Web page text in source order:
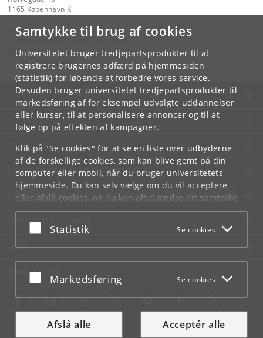
Samtykke til brug af cookies
Universitetet bruger tredjepartsprodukter til at
registrere brugernes adfærd på hjemmesiden
(statistik) for løbende at forbedre vores service.
Desuden bruger universitetet tredjepartsprodukter til
markedsføring af for eksempel udvalgte uddannelser
eller kurser, til at personalisere annoncer og til at
følge op på effekten af kampagner.
Klik på "Se cookies" for at se en liste over udbyderne
af de forskellige cookies, som kan blive gemt på din
computer eller mobil, når du bruger universitetets
hjemmeside. Du kan selv vælge om du vil acceptere
eller afslå cookies, og du kan altid ændre dit samtykke
underCookie- og privatlivspolitiksom du finder i
bunden af hver side.
Acceptér eller afslå
Statistik Se cookies
Acceptér eller afslå
Markedsføring Se cookies
Afslå alle Acceptér alle
1165 København K
Kontakt:
Universitetsbiblioteket i Fiolstræde
fiolstraede@ku.dk
KØBENHAVNS UNIVERSITET
KONTAKT
SERVICES
FOR STUDERENDE OG ANSATTE
JOB OG KARRIERE
NØDSITUATIONER
WEB
MØD KU PÅ